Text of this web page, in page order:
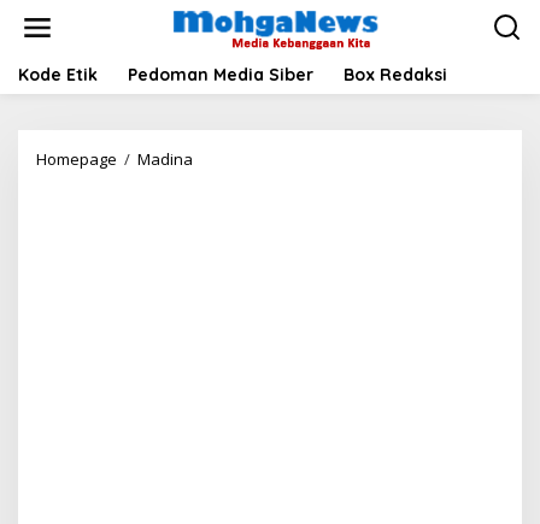
Kode Etik Pedoman Media Siber Box Redaksi
Homepage / Madina